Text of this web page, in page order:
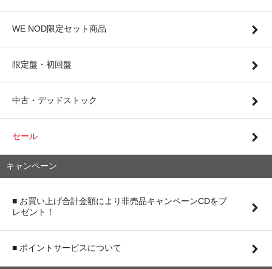
WE NOD限定セット商品
限定盤・初回盤
中古・デッドストック
セール
キャンペーン
■ お買い上げ合計金額により非売品キャンペーンCDをプ
レゼント！
■ ポイントサービスについて